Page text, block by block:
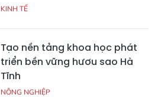
KINH TẾ
Tạo nền tảng khoa học phát
triển bền vững hươu sao Hà
Tĩnh
NÔNG NGHIỆP